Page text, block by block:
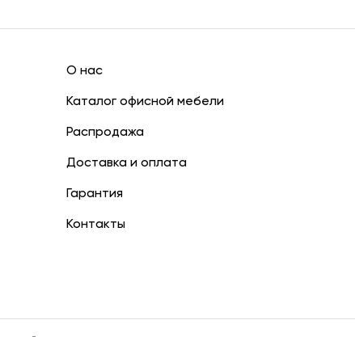
О нас
Каталог офисной мебели
Распродажа
Доставка и оплата
Гарантия
Контакты